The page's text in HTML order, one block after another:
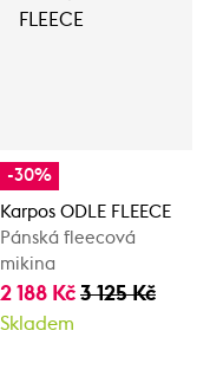
-30%
Karpos ODLE FLEECE
Pánská fleecová
mikina
2 188 Kč 3 125 Kč
Skladem